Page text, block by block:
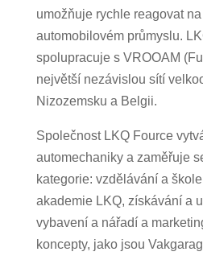
umožňuje rychle reagovat
automobilovém průmyslu.
spolupracuje s VROOAM
největší nezávislou sítí
Nizozemsku a Belgii.
Společnost LKQ Fource
automechaniky a zaměřuje
kategorie: vzdělávání a
akademie LKQ, získávání a
vybavení a nářadí a
koncepty, jako jsou